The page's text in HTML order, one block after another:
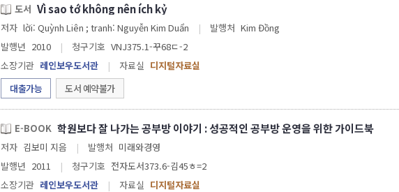
도서 Vì sao tớ không nên ích kỷ
저자 lời: Quỳnh Liên ; tranh: Nguyễn Kim Duẩn | 발행처 Kim Đồng
발행년 2010 | 청구기호 VNJ375.1-꾸68ㄷ-2
소장기관 레인보우도서관 | 자료실 디지털자료실
대출가능
도서 예약불가
E-BOOK 학원보다 잘 나가는 공부방 이야기 : 성공적인 공부방 운영을 위한 가이드북
저자 김보미 지음 | 발행처 미래와경영
발행년 2011 | 청구기호 전자도서373.6-김45ㅎ=2
소장기관 레인보우도서관 | 자료실 디지털자료실